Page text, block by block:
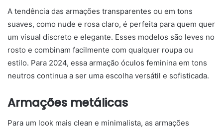
A tendência das armações transparentes ou em tons
suaves, como nude e rosa claro, é perfeita para quem quer
um visual discreto e elegante. Esses modelos são leves no
rosto e combinam facilmente com qualquer roupa ou
estilo. Para 2024, essa armação óculos feminina em tons
neutros continua a ser uma escolha versátil e sofisticada.
Armações metálicas
Para um look mais clean e minimalista, as armações